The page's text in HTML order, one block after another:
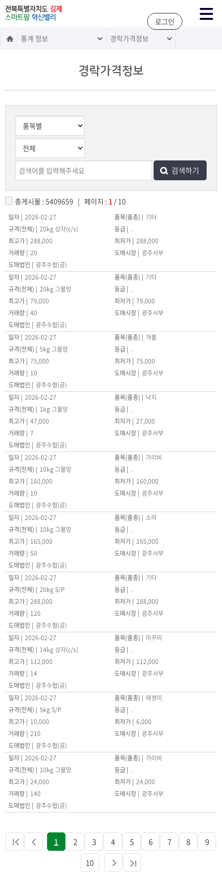
주메뉴 바로가기
본문 바로가기
로그인
통계 정보
경락가격정보
경락가격정보
총게시물 : 5409659 | 페이지 : 1 / 10
2026-02-27
기타
20kg 상자(c/s)
.
288,000
288,000
20
광주서부
광주수협(공)
2026-02-27
기타
20kg 그물망
.
79,000
79,000
40
광주서부
광주수협(공)
2026-02-27
개불
5kg 그물망
.
75,000
75,000
10
광주서부
광주수협(공)
2026-02-27
낙지
1kg 그물망
.
47,000
27,000
7
광주서부
광주수협(공)
2026-02-27
가리비
10kg 그물망
.
160,000
160,000
10
광주서부
광주수협(공)
2026-02-27
소라
10kg 그물망
.
165,000
165,000
50
광주서부
광주수협(공)
2026-02-27
기타
20kg S/P
.
288,000
288,000
120
광주서부
광주수협(공)
2026-02-27
미꾸리
14kg 상자(c/s)
.
112,000
112,000
14
광주서부
광주수협(공)
2026-02-27
매생이
5kg S/P
.
10,000
6,000
210
광주서부
광주수협(공)
2026-02-27
가리비
10kg 그물망
.
24,000
24,000
140
광주서부
광주수협(공)
1 2 3 4 5 6 7 8
9
10